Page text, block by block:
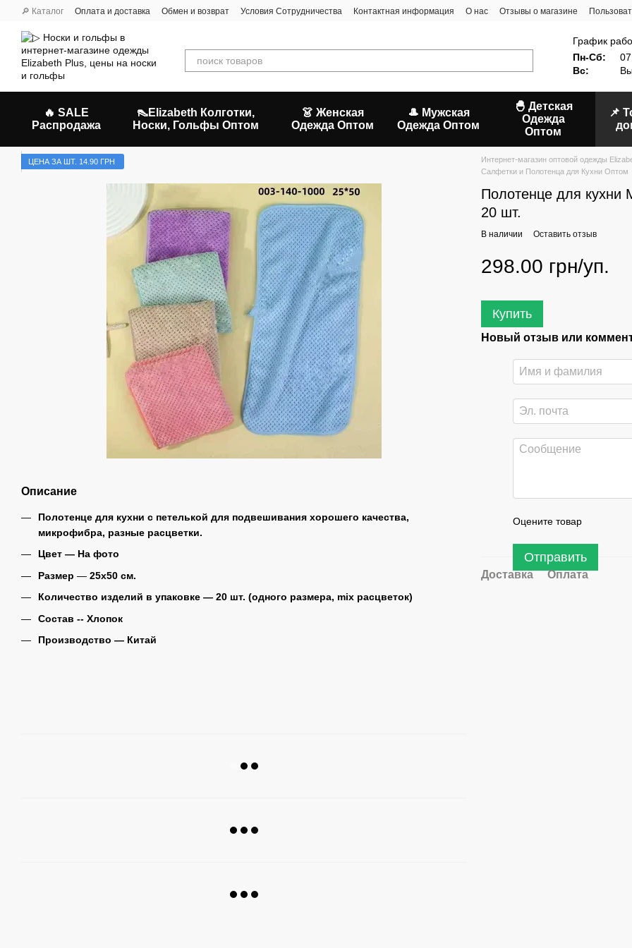
Перейти к основному контенту
🔎 Каталог Оплата и доставка Обмен и возврат Условия Сотрудничества Контактная информация О нас Отзывы о магазине
График
Пн-Сб:
Вс:
🔥 SALE
Распродажа
👠Elizabeth Колготки,
Носки, Гольфы Оптом
👗 Женская
Одежда Оптом
🎩 Мужская
Одежда Оптом
🐣 Детская
Одежда
Оптом
📌
ЦЕНА ЗА ШТ. 14.90 ГРН
Описание
Полотенце для кухни с петелькой для подвешивания хорошего качества,
микрофибра, разные расцветки.
Цвет ― На фото
Размер ― 25х50 см.
Количество изделий в упаковке ― 20 шт. (одного размера, mix расцветок)
Состав -- Хлопок
Производство ― Китай
Интернет-магазин оптовой одежды
Салфетки и Полотенца для Кухни Оптом
Полотенце для
20 шт.
В наличии Оставить отзыв
298.00 грн/уп.
Купить
Новый отзыв или
Оцените товар
Отправить
Доставка Оплата